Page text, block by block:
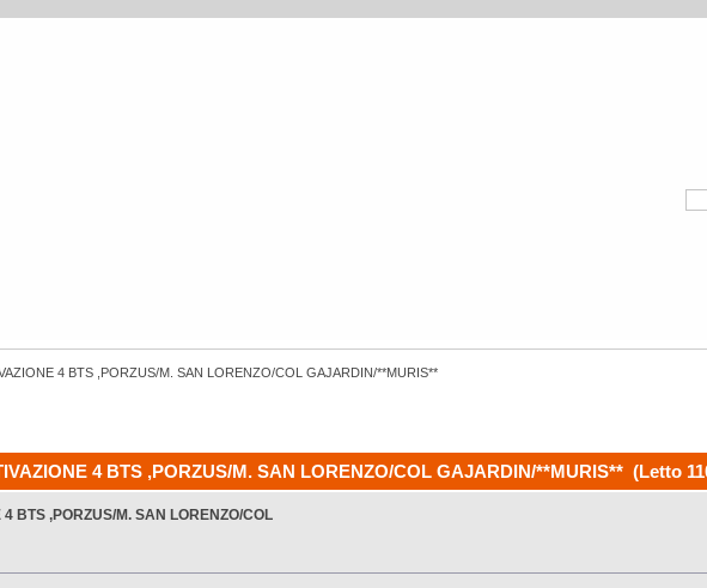
4 BTS ,PORZUS/M. SAN LORENZO/COL GAJARDIN/**MURIS**
4 BTS ,PORZUS/M. SAN LORENZO/COL GAJARDIN/**MURIS** (Letto
4 BTS ,PORZUS/M. SAN LORENZO/COL